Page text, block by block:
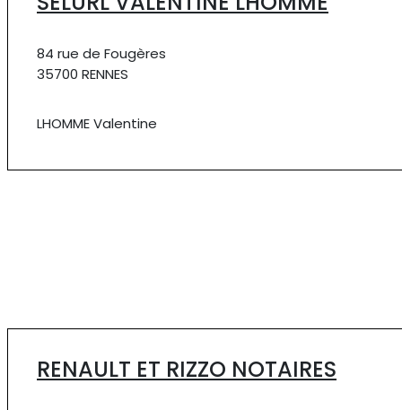
84 rue de Fougères
35700 RENNES
LHOMME Valentine
RENAULT ET RIZZO NOTAIRES